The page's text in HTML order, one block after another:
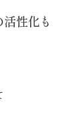
性化も